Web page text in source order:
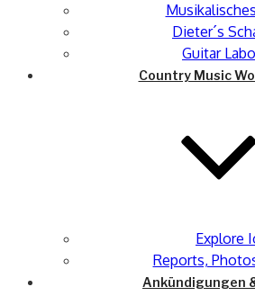
Dieter´s
Guitar
Country Music
Explore
Reports,
Ankündigungen